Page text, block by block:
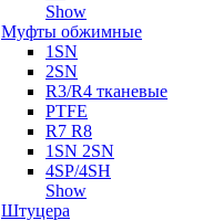
Show
Муфты обжимные
1SN
2SN
R3/R4 тканевые
PTFE
R7 R8
1SN 2SN
4SP/4SH
Show
Штуцера